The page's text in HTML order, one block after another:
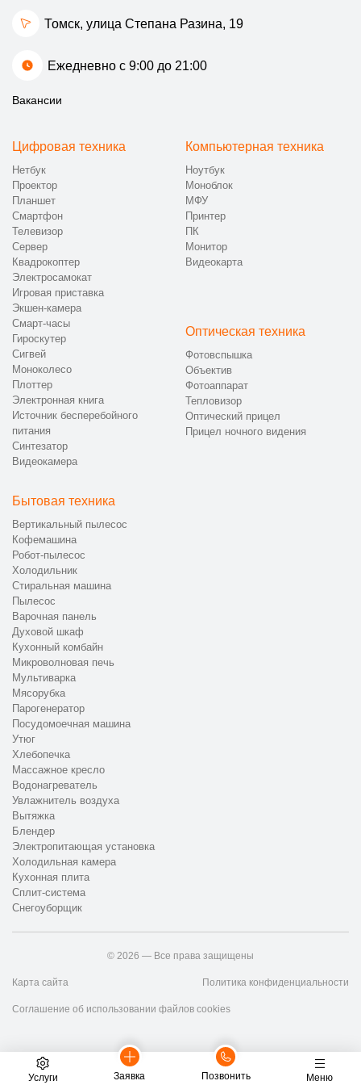
Услуги Заявка Позвонить Меню
Томск, улица Степана Разина, 19
Ежедневно с 9:00 до 21:00
Вакансии
Цифровая техника
Нетбук
Проектор
Планшет
Смартфон
Телевизор
Сервер
Квадрокоптер
Электросамокат
Игровая приставка
Экшен-камера
Смарт-часы
Гироскутер
Сигвей
Моноколесо
Плоттер
Электронная книга
Источник бесперебойного
питания
Синтезатор
Видеокамера
Компьютерная техника
Ноутбук
Моноблок
МФУ
Принтер
ПК
Монитор
Видеокарта
Оптическая техника
Фотовспышка
Объектив
Фотоаппарат
Тепловизор
Оптический прицел
Прицел ночного видения
Бытовая техника
Вертикальный пылесос
Кофемашина
Робот-пылесос
Холодильник
Стиральная машина
Пылесос
Варочная панель
Духовой шкаф
Кухонный комбайн
Микроволновая печь
Мультиварка
Мясорубка
Парогенератор
Посудомоечная машина
Утюг
Хлебопечка
Массажное кресло
Водонагреватель
Увлажнитель воздуха
Вытяжка
Блендер
Электропитающая установка
Холодильная камера
Кухонная плита
Сплит-система
Снегоуборщик
© 2026 — Все права защищены
Карта сайта Политика конфиденциальности
Соглашение об использовании файлов cookies